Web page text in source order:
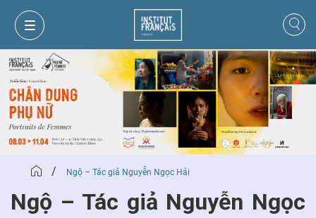
/ Ngộ – Tác giả Nguyễn Ngọc Hải
Ngộ – Tác giả Nguyễn Ngọc